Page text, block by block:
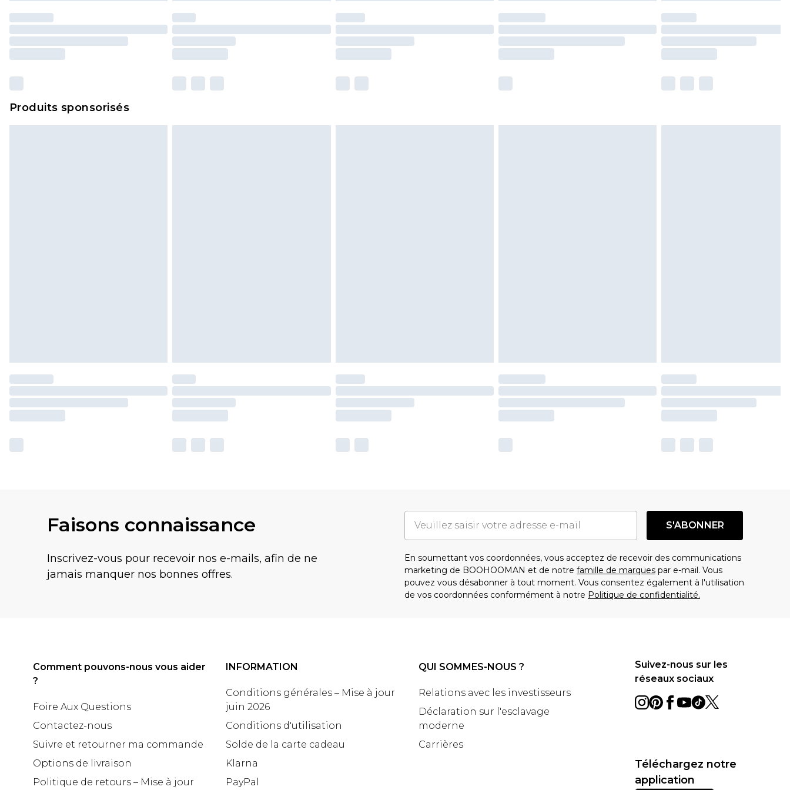
Produits sponsorisés
Faisons connaissance
Inscrivez-vous pour recevoir nos e-mails, afin de ne
jamais manquer nos bonnes offres.
S'ABONNER
En soumettant vos coordonnées, vous acceptez de recevoir des communications
marketing de BOOHOOMAN et de notre famille de marques par e-mail. Vous
pouvez vous désabonner à tout moment. Vous consentez également à l'utilisation
de vos coordonnées conformément à notre Politique de confidentialité.
Comment pouvons-nous vous aider
?
Foire Aux Questions
Contactez-nous
Suivre et retourner ma commande
Options de livraison
Politique de retours – Mise à jour
INFORMATION
Conditions générales – Mise à jour
juin 2026
Conditions d'utilisation
Solde de la carte cadeau
Klarna
PayPal
QUI SOMMES-NOUS ?
Relations avec les investisseurs
Déclaration sur l'esclavage
moderne
Carrières
Suivez-nous sur les
réseaux sociaux
Téléchargez notre
application